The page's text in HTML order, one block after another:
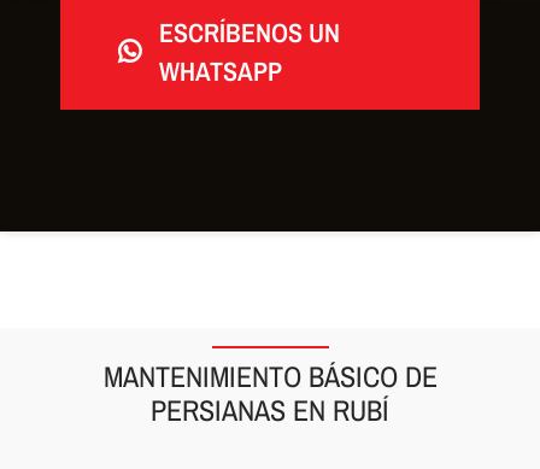
ESCRÍBENOS UN
WHATSAPP
MANTENIMIENTO BÁSICO DE
PERSIANAS EN RUBÍ